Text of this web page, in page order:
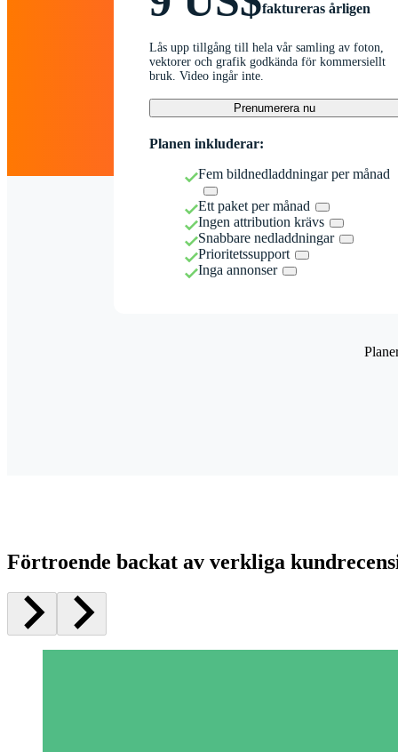
faktureras årligen
Lås upp tillgång till hela vår samling av foton,
vektorer och grafik godkända för kommersiellt
bruk. Video ingår inte.
Prenumerera nu
Planen inkluderar:
Fem bildnedladdningar per månad
Ett paket per månad
Ingen attribution krävs
Snabbare nedladdningar
Prioritetssupport
Inga annonser
Förtroende backat av verkliga